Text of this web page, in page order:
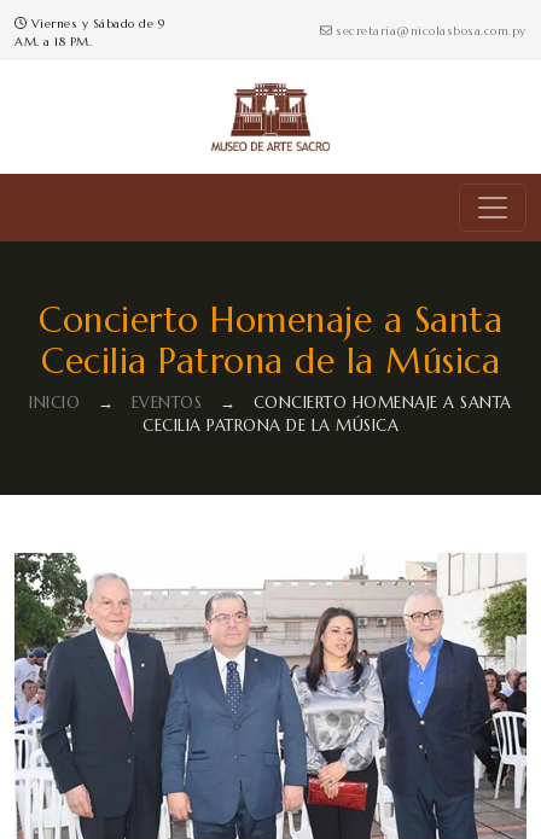
Viernes y Sábado de 9
AM. a 18 PM.
secretaria@nicolasbosa.com.py
Concierto Homenaje a Santa
Cecilia Patrona de la Música
INICIO → EVENTOS →
CONCIERTO HOMENAJE A SANTA
CECILIA PATRONA DE LA MÚSICA